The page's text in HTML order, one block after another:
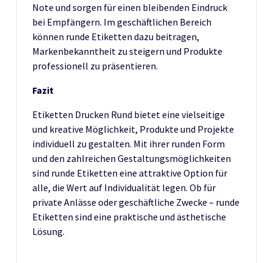
Note und sorgen für einen bleibenden Eindruck
bei Empfängern. Im geschäftlichen Bereich
können runde Etiketten dazu beitragen,
Markenbekanntheit zu steigern und Produkte
professionell zu präsentieren.
Fazit
Etiketten Drucken Rund bietet eine vielseitige
und kreative Möglichkeit, Produkte und Projekte
individuell zu gestalten. Mit ihrer runden Form
und den zahlreichen Gestaltungsmöglichkeiten
sind runde Etiketten eine attraktive Option für
alle, die Wert auf Individualität legen. Ob für
private Anlässe oder geschäftliche Zwecke – runde
Etiketten sind eine praktische und ästhetische
Lösung.